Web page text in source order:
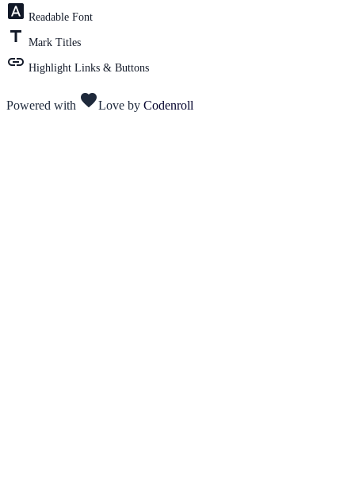
font_download Readable Font
title Mark Titles
link Highlight Links & Buttons
Powered with favoriteLove by Codenroll